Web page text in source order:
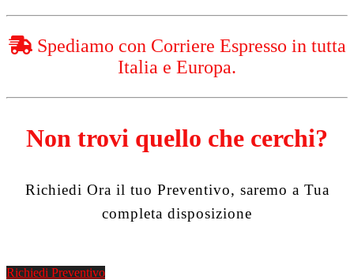
Spediamo con Corriere Espresso in tutta
Italia e Europa.
Non trovi quello che cerchi?
Richiedi Ora il tuo Preventivo, saremo a Tua
completa disposizione
Richiedi Preventivo